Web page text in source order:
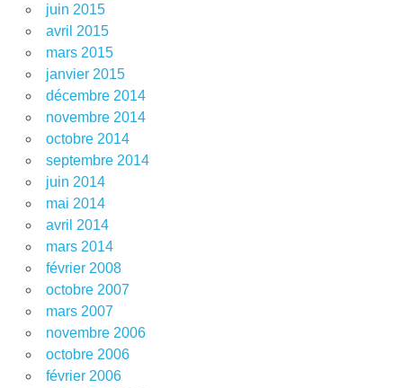
juin 2015
avril 2015
mars 2015
janvier 2015
décembre 2014
novembre 2014
octobre 2014
septembre 2014
juin 2014
mai 2014
avril 2014
mars 2014
février 2008
octobre 2007
mars 2007
novembre 2006
octobre 2006
février 2006